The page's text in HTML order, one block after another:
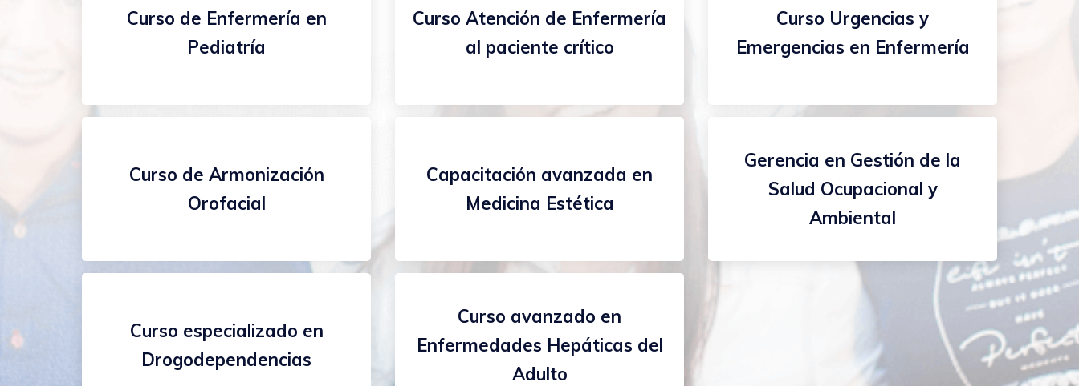
Curso de Enfermería en
Pediatría
Curso Atención de Enfermería
al paciente crítico
Curso Urgencias y
Emergencias en Enfermería
Curso de Armonización
Orofacial
Capacitación avanzada en
Medicina Estética
Gerencia en Gestión de la
Salud Ocupacional y
Ambiental
Curso especializado en
Drogodependencias
Curso avanzado en
Enfermedades Hepáticas del
Adulto